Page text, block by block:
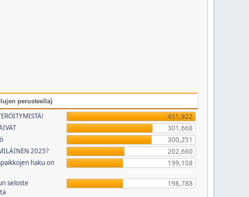
perusteella)
451,922
301,668
300,251
2025?
202,660
haku on
199,108
seloste
198,788